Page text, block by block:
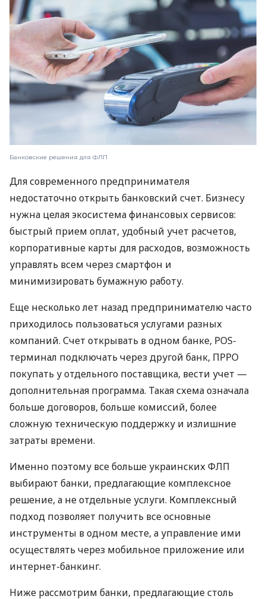
Банковские решения для ФЛП
Для современного предпринимателя
недостаточно открыть банковский счет. Бизнесу
нужна целая экосистема финансовых сервисов:
быстрый прием оплат, удобный учет расчетов,
корпоративные карты для расходов, возможность
управлять всем через смартфон и
минимизировать бумажную работу.
Еще несколько лет назад предпринимателю часто
приходилось пользоваться услугами разных
компаний. Счет открывать в одном банке, POS-
терминал подключать через другой банк, ПРРО
покупать у отдельного поставщика, вести учет —
дополнительная программа. Такая схема означала
больше договоров, больше комиссий, более
сложную техническую поддержку и излишние
затраты времени.
Именно поэтому все больше украинских ФЛП
выбирают банки, предлагающие комплексное
решение, а не отдельные услуги. Комплексный
подход позволяет получить все основные
инструменты в одном месте, а управление ими
осуществлять через мобильное приложение или
интернет-банкинг.
Ниже рассмотрим банки, предлагающие столь